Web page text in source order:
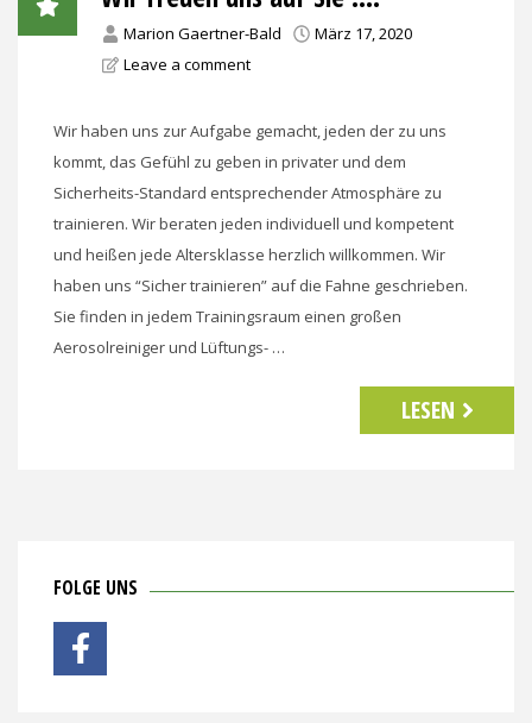
Marion Gaertner-Bald
März 17, 2020
Leave a comment
Wir haben uns zur Aufgabe gemacht, jeden der zu uns
kommt, das Gefühl zu geben in privater und dem
Sicherheits-Standard entsprechender Atmosphäre zu
trainieren. Wir beraten jeden individuell und kompetent
und heißen jede Altersklasse herzlich willkommen. Wir
haben uns “Sicher trainieren” auf die Fahne geschrieben.
Sie finden in jedem Trainingsraum einen großen
Aerosolreiniger und Lüftungs- …
LESEN
FOLGE UNS